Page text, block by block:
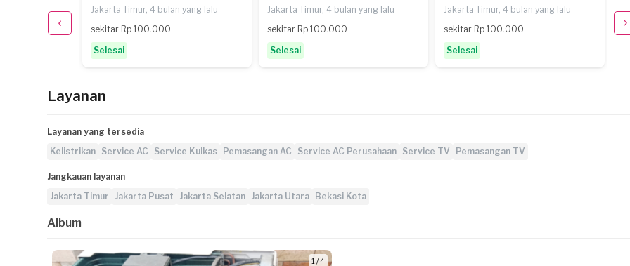
Jakarta Timur, 4 bulan yang lalu
sekitar Rp 100.000
Selesai
Jakarta Timur, 4 bulan yang lalu
sekitar Rp 100.000
Selesai
Jakarta Timur, 4 bulan yang lalu
sekitar Rp 100.000
Selesai
Layanan
Layanan yang tersedia
Kelistrikan Service AC Service Kulkas Pemasangan AC Service AC Perusahaan Service TV Pemasangan TV
Jangkauan layanan
Jakarta Timur
Jakarta Pusat Jakarta Selatan Jakarta Utara Bekasi Kota
Album
1 / 4